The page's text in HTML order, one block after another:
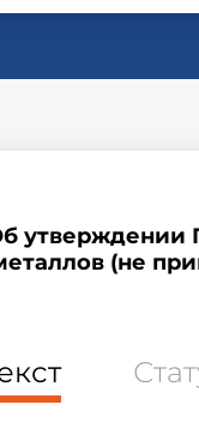
утверждении
(не